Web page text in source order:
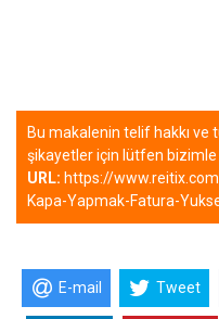
Bu makalenin telif hakkı ve
şikayetler için lütfen bizimle
URL: https://
Kapa-Yapmak-Fatura-
E-mail Tweet